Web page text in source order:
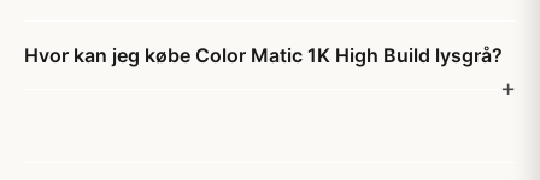
Hvor kan jeg købe Color Matic 1K High Build lysgrå?